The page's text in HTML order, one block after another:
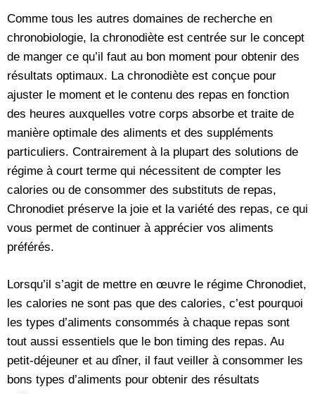
Comme tous les autres domaines de recherche en
chronobiologie, la chronodiète est centrée sur le concept
de manger ce qu’il faut au bon moment pour obtenir des
résultats optimaux. La chronodiète est conçue pour
ajuster le moment et le contenu des repas en fonction
des heures auxquelles votre corps absorbe et traite de
manière optimale des aliments et des suppléments
particuliers. Contrairement à la plupart des solutions de
régime à court terme qui nécessitent de compter les
calories ou de consommer des substituts de repas,
Chronodiet préserve la joie et la variété des repas, ce qui
vous permet de continuer à apprécier vos aliments
préférés.
Lorsqu’il s’agit de mettre en œuvre le régime Chronodiet,
les calories ne sont pas que des calories, c’est pourquoi
les types d’aliments consommés à chaque repas sont
tout aussi essentiels que le bon timing des repas. Au
petit-déjeuner et au dîner, il faut veiller à consommer les
bons types d’aliments pour obtenir des résultats